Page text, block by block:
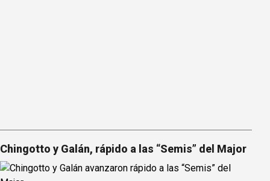
Chingotto y Galán, rápido a las “Semis” del Major